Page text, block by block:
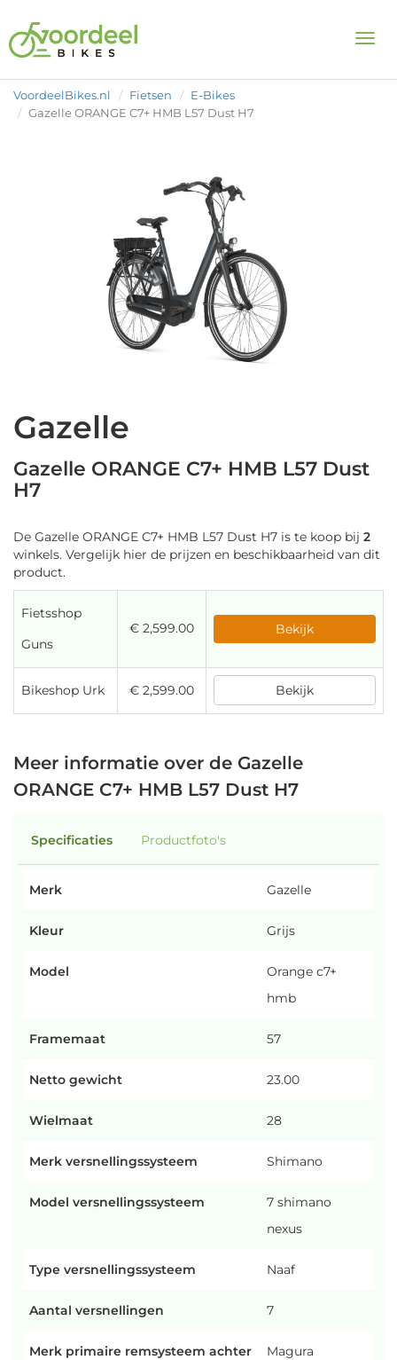
VoordeelBikes.nl Fietsen
E-Bikes
Gazelle ORANGE C7+ HMB L57 Dust H7
Gazelle
Gazelle ORANGE C7+ HMB L57 Dust
H7
De Gazelle ORANGE C7+ HMB L57 Dust H7 is te koop bij 2
winkels. Vergelijk hier de prijzen en beschikbaarheid van dit
product.
Fietsshop
Guns
€ 2,599.00 Bekijk
Bikeshop Urk € 2,599.00 Bekijk
Meer informatie over de Gazelle
ORANGE C7+ HMB L57 Dust H7
Specificaties Productfoto's
Merk Gazelle
Kleur Grijs
Model
Orange c7+
hmb
Framemaat 57
Netto gewicht 23.00
Wielmaat 28
Merk versnellingssysteem Shimano
Model versnellingssysteem
7 shimano
nexus
Type versnellingssysteem Naaf
Aantal versnellingen 7
Merk primaire remsysteem achter Magura